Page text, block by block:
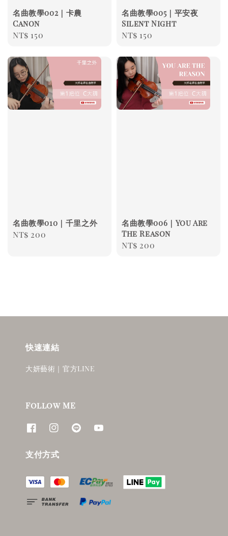
名曲教學002｜卡農
Canon
Regular
NT$ 150
名曲教學005｜平安夜
Silent Night
Regular
NT$ 150
名曲教學010｜千里之外
Regular
NT$ 200
名曲教學006｜You Are
The Reason
Regular
NT$ 200
快速連結
大妍藝術｜官方LINE
Follow ME
支付方式